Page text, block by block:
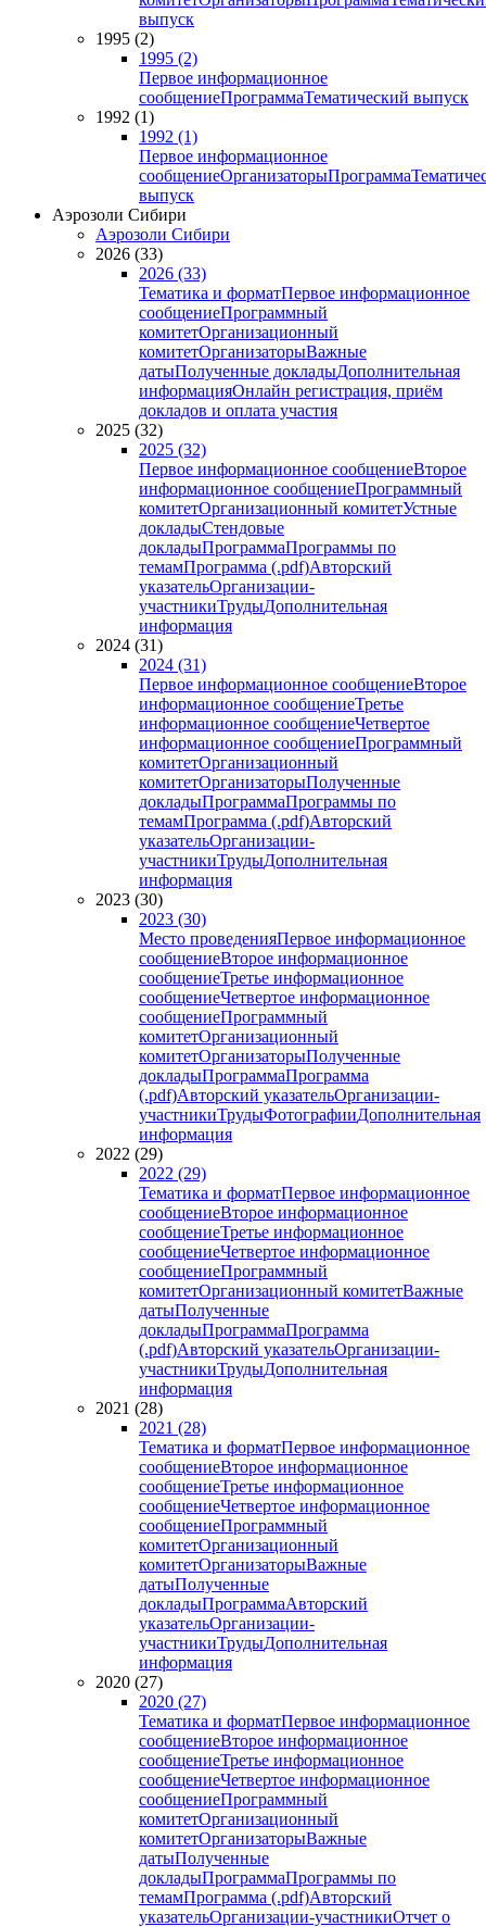
выпуск
1995 (2)
1995 (2)
Первое информационное
сообщениеПрограммаТематический выпуск
1992 (1)
1992 (1)
Первое информационное
сообщениеОрганизаторыПрограмма
выпуск
Аэрозоли Сибири
Аэрозоли Сибири
2026 (33)
2026 (33)
Тематика и форматПервое информационное
сообщениеПрограммный
комитетОрганизационный
комитетОрганизаторыВажные
датыПолученные докладыДополнительная
информацияОнлайн регистрация, приём
докладов и оплата участия
2025 (32)
2025 (32)
Первое информационное сообщениеВторое
информационное сообщениеПрограммный
комитетОрганизационный комитетУстные
докладыСтендовые
докладыПрограммаПрограммы по
темамПрограмма (.pdf)Авторский
указательОрганизации-
участникиТрудыДополнительная
информация
2024 (31)
2024 (31)
Первое информационное сообщениеВторое
информационное сообщениеТретье
информационное сообщениеЧетвертое
информационное сообщениеПрограммный
комитетОрганизационный
комитетОрганизаторыПолученные
докладыПрограммаПрограммы по
темамПрограмма (.pdf)Авторский
указательОрганизации-
участникиТрудыДополнительная
информация
2023 (30)
2023 (30)
Место проведенияПервое информационное
сообщениеВторое информационное
сообщениеТретье информационное
сообщениеЧетвертое информационное
сообщениеПрограммный
комитетОрганизационный
комитетОрганизаторыПолученные
докладыПрограммаПрограмма
(.pdf)Авторский указательОрганизации-
участникиТрудыФотографииДополнительная
информация
2022 (29)
2022 (29)
Тематика и форматПервое информационное
сообщениеВторое информационное
сообщениеТретье информационное
сообщениеЧетвертое информационное
сообщениеПрограммный
комитетОрганизационный комитетВажные
датыПолученные
докладыПрограммаПрограмма
(.pdf)Авторский указательОрганизации-
участникиТрудыДополнительная
информация
2021 (28)
2021 (28)
Тематика и форматПервое информационное
сообщениеВторое информационное
сообщениеТретье информационное
сообщениеЧетвертое информационное
сообщениеПрограммный
комитетОрганизационный
комитетОрганизаторыВажные
датыПолученные
докладыПрограммаАвторский
указательОрганизации-
участникиТрудыДополнительная
информация
2020 (27)
2020 (27)
Тематика и форматПервое информационное
сообщениеВторое информационное
сообщениеТретье информационное
сообщениеЧетвертое информационное
сообщениеПрограммный
комитетОрганизационный
комитетОрганизаторыВажные
датыПолученные
докладыПрограммаПрограммы по
темамПрограмма (.pdf)Авторский
указательОрганизации-участникиОтчет о